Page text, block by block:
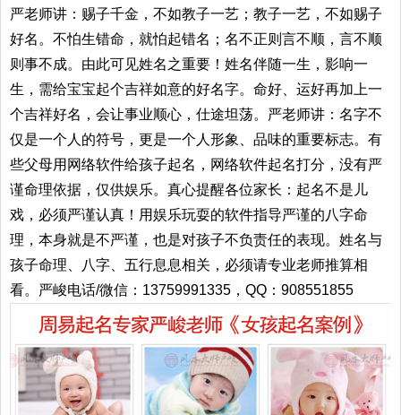
严老师讲：赐子千金，不如教子一艺；教子一艺，不如赐子
好名。不怕生错命，就怕起错名；名不正则言不顺，言不顺
则事不成。由此可见姓名之重要！姓名伴随一生，影响一
生，需给宝宝起个吉祥如意的好名字。命好、运好再加上一
个吉祥好名，会让事业顺心，仕途坦荡。严老师讲：名字不
仅是一个人的符号，更是一个人形象、品味的重要标志。有
些父母用网络软件给孩子起名，网络软件起名打分，没有严
谨命理依据，仅供娱乐。真心提醒各位家长：起名不是儿
戏，必须严谨认真！用娱乐玩耍的软件指导严谨的八字命
理，本身就是不严谨，也是对孩子不负责任的表现。姓名与
孩子命理、八字、五行息息相关，必须请专业老师推算相
看。严峻电话/微信：13759991335，QQ：908551855